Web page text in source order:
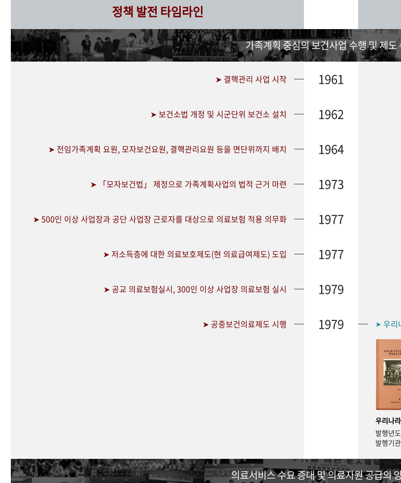
정책 발전 타임라인
가족계획 중심의 보건사업 수행 및 제도
➤ 결핵관리 사업 시작 1961
➤ 보건소법 개정 및 시군단위 보건소 설치 1962
➤ 전임가족계획 요원, 모자보건요원, 결핵관리요원 등을 면단위까지 배치 1964
➤ 「모자보건법」 제정으로 가족계획사업의 법적 근거 마련 1973
➤ 500인 이상 사업장과 공단 사업장 근로자를 대상으로 의료보험 적용 의무화 1977
➤ 저소득층에 대한 의료보호제도(현 의료급여제도) 도입 1977
➤ 공교 의료보험실시, 300인 이상 사업장 의료보험 실시 1979
➤ 공중보건의료제도 시행 1979 ➤ 우리
우리나
발행년
발행기
의료서비스 수요 증대 및 의료자원 공급의